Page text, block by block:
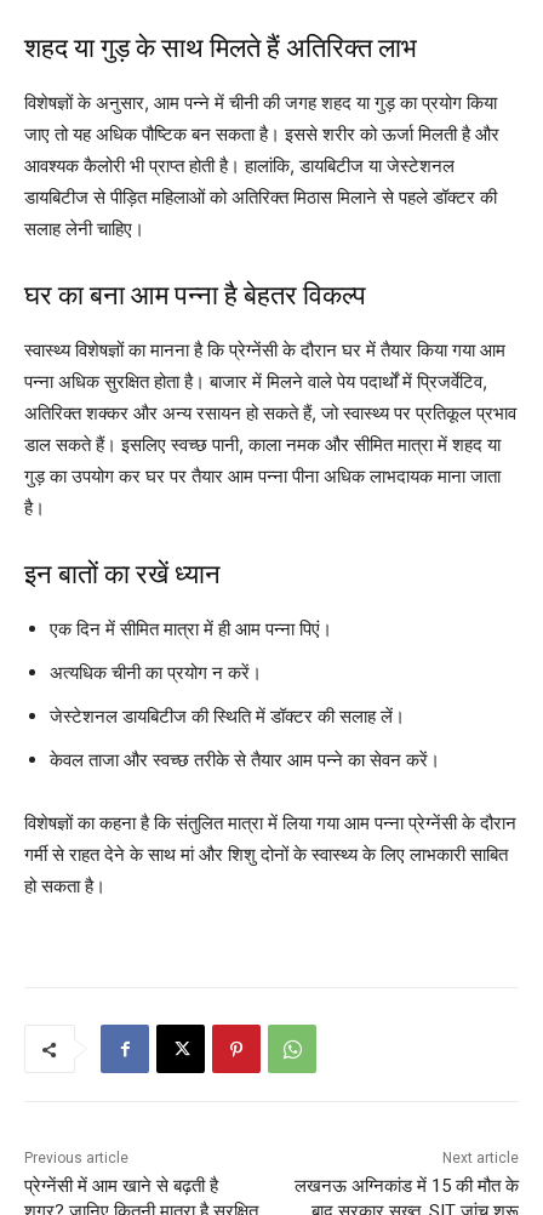
शहद या गुड़ के साथ मिलते हैं अतिरिक्त लाभ
विशेषज्ञों के अनुसार, आम पन्ने में चीनी की जगह शहद या गुड़ का प्रयोग किया
जाए तो यह अधिक पौष्टिक बन सकता है। इससे शरीर को ऊर्जा मिलती है और
आवश्यक कैलोरी भी प्राप्त होती है। हालांकि, डायबिटीज या जेस्टेशनल
डायबिटीज से पीड़ित महिलाओं को अतिरिक्त मिठास मिलाने से पहले डॉक्टर की
सलाह लेनी चाहिए।
घर का बना आम पन्ना है बेहतर विकल्प
स्वास्थ्य विशेषज्ञों का मानना है कि प्रेग्नेंसी के दौरान घर में तैयार किया गया आम
पन्ना अधिक सुरक्षित होता है। बाजार में मिलने वाले पेय पदार्थों में प्रिजर्वेटिव,
अतिरिक्त शक्कर और अन्य रसायन हो सकते हैं, जो स्वास्थ्य पर प्रतिकूल प्रभाव
डाल सकते हैं। इसलिए स्वच्छ पानी, काला नमक और सीमित मात्रा में शहद या
गुड़ का उपयोग कर घर पर तैयार आम पन्ना पीना अधिक लाभदायक माना जाता
है।
इन बातों का रखें ध्यान
एक दिन में सीमित मात्रा में ही आम पन्ना पिएं।
अत्यधिक चीनी का प्रयोग न करें।
जेस्टेशनल डायबिटीज की स्थिति में डॉक्टर की सलाह लें।
केवल ताजा और स्वच्छ तरीके से तैयार आम पन्ने का सेवन करें।
विशेषज्ञों का कहना है कि संतुलित मात्रा में लिया गया आम पन्ना प्रेग्नेंसी के दौरान
गर्मी से राहत देने के साथ मां और शिशु दोनों के स्वास्थ्य के लिए लाभकारी साबित
हो सकता है।
Previous article
प्रेग्नेंसी में आम खाने से बढ़ती है
Next article
लखनऊ अग्निकांड में 15 की मौत के